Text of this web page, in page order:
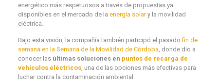
energético más respetuosos a través de propuestas ya
disponibles en el mercado de la energía solary la movilidad
eléctrica.
Bajo esta visión, la compañía también participó el pasadofin de
semana en la Semana de la Movilidad de Córdoba , donde dio a
conocer lasúltimas soluciones en puntos de recarga de
vehículos eléctricos, una de las opciones más efectivas para
luchar contra la contaminación ambiental.